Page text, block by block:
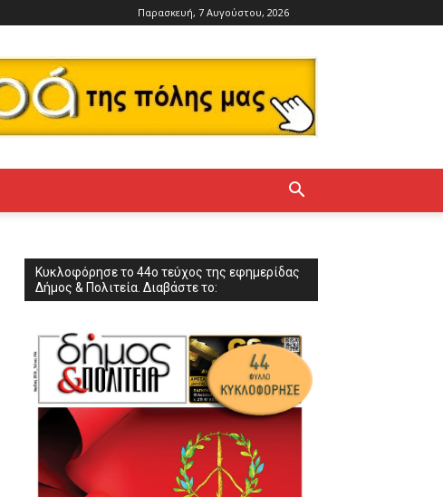
Παρασκευή, 7 Αυγούστου, 2026
Κυκλοφόρησε το 44ο τεύχος της εφημερίδας
Δήμος & Πολιτεία. Διαβάστε το: